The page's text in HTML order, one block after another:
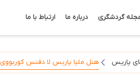
گردشگری درباره ما ارتباط با ما
پاریس هتل ملیا پاریس لا دفنس کوربووی